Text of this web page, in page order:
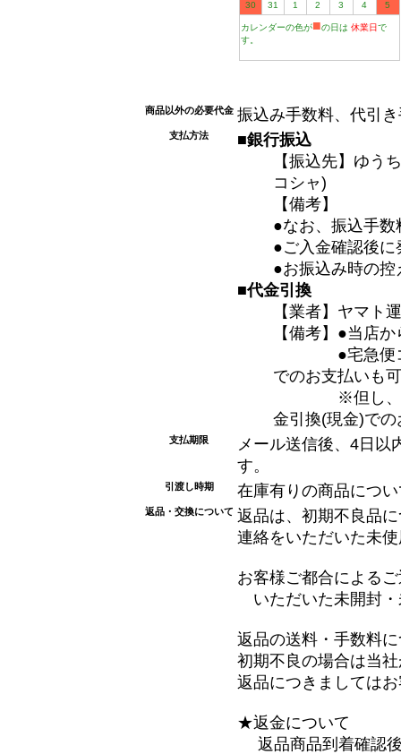
30 31 1 2 3 4 5
カレンダーの色が■の日は 休業日で
す。
商品以外の必要代金 振込み手数料、代引
支払方法
■銀行振込
【振込先】ゆう
コシャ)
【備考】
●なお、振込手
●ご入金確認後
●お振込み時の
■代金引換
【業者】ヤマト
【備考】●当店
●宅急便コレ
でのお支払いも
※但し、電波
金引換(現金)で
支払期限
メール送信後、4日以
す。
引渡し時期 在庫有りの商品につ
返品・交換について 返品は、初期不良品
連絡をいただいた未
お客様ご都合による
いただいた未開封・
返品の送料・手数料
初期不良の場合は当
返品につきましては
★返金について
返品商品到着確認後